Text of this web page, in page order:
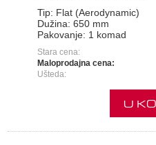
Tip: Flat (Aerodynamic)
Dužina: 650 mm
Pakovanje: 1 komad
Stara cena:
Maloprodajna cena:
Ušteda:
U